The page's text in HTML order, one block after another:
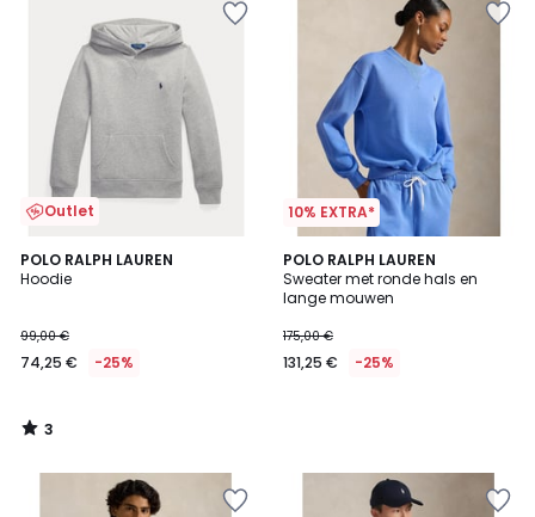
Outlet
POLO RALPH LAUREN
Hoodie
99,00 €
74,25 € -25%
3
/
3
/
10% EXTRA*
POLO RALPH LAUREN
Sweater met ronde hals en
lange mouwen
175,00 €
131,25 € -25%